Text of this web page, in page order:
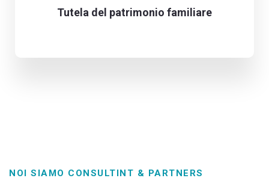
Tutela del patrimonio familiare
NOI SIAMO CONSULTINT & PARTNERS